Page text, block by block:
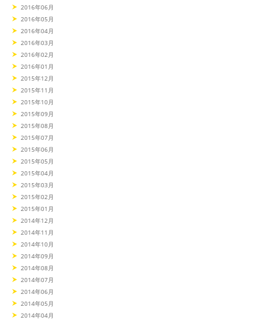
2016年06月
2016年05月
2016年04月
2016年03月
2016年02月
2016年01月
2015年12月
2015年11月
2015年10月
2015年09月
2015年08月
2015年07月
2015年06月
2015年05月
2015年04月
2015年03月
2015年02月
2015年01月
2014年12月
2014年11月
2014年10月
2014年09月
2014年08月
2014年07月
2014年06月
2014年05月
2014年04月